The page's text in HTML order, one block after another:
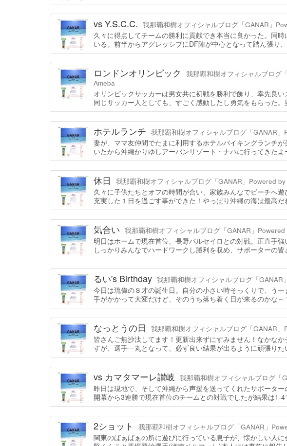
vs Y.S.C.C. 我那覇和樹オフィシャルブログ「GANAR」
久々に得点してチームの勝利に貢献でき本当に良かった。同
いる。前半からアグレッシブにDF陣が中心となって踏ん張り
ロンドンオリンピック
我那覇和樹オフィシャルブログ
Ameba
オリンピックサッカーは男女共に初戦を勝利で飾り、幸先良い
同じサッカー人としても、すごく感動したし勇気をもらった
ホテルランチ 我那覇和樹オフィシャルブログ「GANAR
妻が、ママ友仲間でたまに利用するホテルバイキングランチ
いたから沖縄かりゆしアーバンリゾート・ナハに行ってきた
休日 我那覇和樹オフィシャルブログ「GANAR」Powered
久々に子供たちとオフの時間が合い、家族みんなでビーチへ遊
充実した１日を過ごす事ができた！やっぱり沖縄の海は最高
気合い 我那覇和樹オフィシャルブログ「GANAR」
明日はホームで現在首位、長野パルセイロとの対戦。正直手強
しっかりみんなでハードワークし勝利を収め、サポーターの
るい's Birthday 我那覇和樹オフィシャルブログ「GANAR
今日は琉偉の８才の誕生日。自分の小さい時そっくりで、う
手がかかって大変だけど、そのうち落ち着く日が来るのかな
なっとうの日 我那覇和樹オフィシャルブログ「GANAR
皆さんご無沙汰してます！更新出来ずにすみません！なかな
すが、選手一丸となって、必ず良い結果が出るように頑張りた
vs カマタマーレ讃岐 我那覇和樹オフィシャルブログ「
昨日は現地で、そして沖縄から声援を送ってくれたサポーター
開幕から3連勝で現在首位のチームとの対戦でしたが結果は1-
2ショット 我那覇和樹オフィシャルブログ「GANAR」
関東のばぁばぁの所に遊びに行っている息子が、懐かしい人